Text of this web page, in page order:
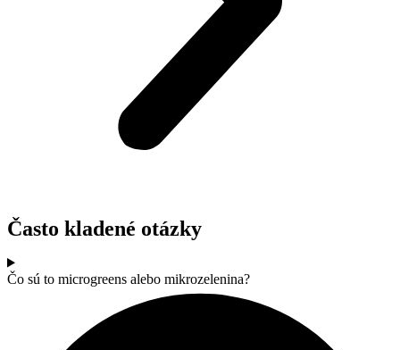
Často kladené otázky
Čo sú to microgreens alebo mikrozelenina?